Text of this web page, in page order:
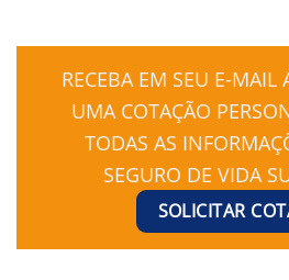
RECEBA EM SEU E-MAIL
UMA COTAÇÃO
TODAS AS
SEGURO DE VIDA
SOLICITAR